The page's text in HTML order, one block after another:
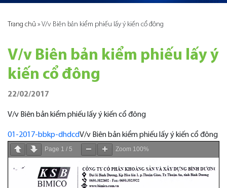
Trang chủ » V/v Biên bản kiểm phiếu lấy ý kiến cổ đông
V/v Biên bản kiểm phiếu lấy ý
kiến cổ đông
22/02/2017
V/v Biên bản kiểm phiếu lấy ý kiến cổ đông
01-2017-bbkp-dhdcdV/v Biên bản kiểm phiếu lấy ý kiến cổ đông
Page 1 / 5 Zoom 100%